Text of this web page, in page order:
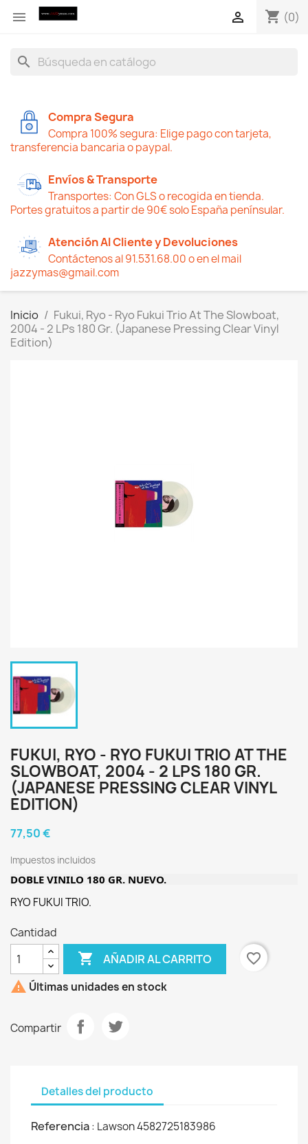
 shopping_cart (0)

search
Compra Segura
Compra 100% segura: Elige pago con tarjeta,
transferencia bancaria o paypal.
Envíos & Transporte
Transportes: Con GLS o recogida en tienda.
Portes gratuitos a partir de 90€ solo España penínsular.
Atención Al Cliente y Devoluciones
Contáctenos al 91.531.68.00 o en el mail
jazzymas@gmail.com
Inicio
Fukui, Ryo - Ryo Fukui Trio At The Slowboat,
2004 - 2 LPs 180 Gr. (Japanese Pressing Clear Vinyl
Edition)
FUKUI, RYO - RYO FUKUI TRIO AT THE
SLOWBOAT, 2004 - 2 LPS 180 GR.
(JAPANESE PRESSING CLEAR VINYL
EDITION)
77,50 €
Impuestos incluidos
DOBLE VINILO 180 GR. NUEVO.
RYO FUKUI TRIO.
Cantidad
 AÑADIR AL CARRITO
favorite_border
 Últimas unidades en stock
Compartir
Detalles del producto
Referencia: Lawson 4582725183986